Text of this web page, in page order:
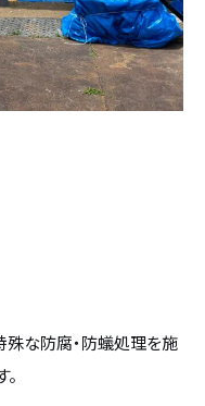
料請求
殊な防腐・防蟻処理を施